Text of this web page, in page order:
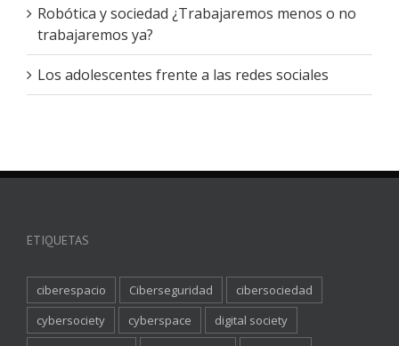
Robótica y sociedad ¿Trabajaremos menos o no
trabajaremos ya?
Los adolescentes frente a las redes sociales
ETIQUETAS
ciberespacio Ciberseguridad
cibersociedad
cybersociety
cyberspace
digital society